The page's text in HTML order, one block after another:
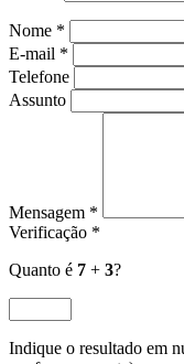
Nome *
E-mail *
Telefone
Assunto
Mensagem *
Verificação *
Quanto é 7 + 3?
Indique o resultado em